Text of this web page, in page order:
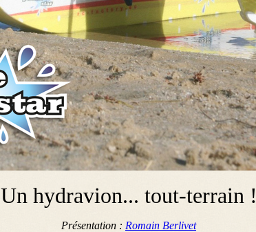
Un hydravion... tout-terrain !
Présentation : Romain Berlivet